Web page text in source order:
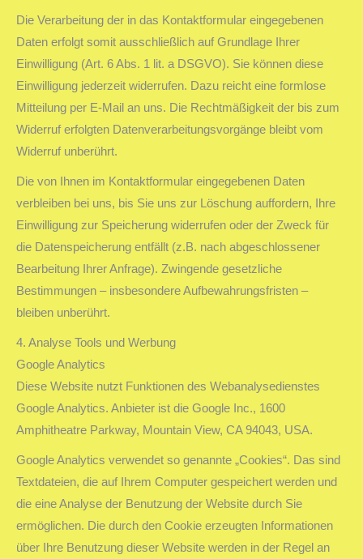
Die Verarbeitung der in das Kontaktformular eingegebenen
Daten erfolgt somit ausschließlich auf Grundlage Ihrer
Einwilligung (Art. 6 Abs. 1 lit. a DSGVO). Sie können diese
Einwilligung jederzeit widerrufen. Dazu reicht eine formlose
Mitteilung per E-Mail an uns. Die Rechtmäßigkeit der bis zum
Widerruf erfolgten Datenverarbeitungsvorgänge bleibt vom
Widerruf unberührt.
Die von Ihnen im Kontaktformular eingegebenen Daten
verbleiben bei uns, bis Sie uns zur Löschung auffordern, Ihre
Einwilligung zur Speicherung widerrufen oder der Zweck für
die Datenspeicherung entfällt (z.B. nach abgeschlossener
Bearbeitung Ihrer Anfrage). Zwingende gesetzliche
Bestimmungen – insbesondere Aufbewahrungsfristen –
bleiben unberührt.
4. Analyse Tools und Werbung
Google Analytics
Diese Website nutzt Funktionen des Webanalysedienstes
Google Analytics. Anbieter ist die Google Inc., 1600
Amphitheatre Parkway, Mountain View, CA 94043, USA.
Google Analytics verwendet so genannte „Cookies“. Das sind
Textdateien, die auf Ihrem Computer gespeichert werden und
die eine Analyse der Benutzung der Website durch Sie
ermöglichen. Die durch den Cookie erzeugten Informationen
über Ihre Benutzung dieser Website werden in der Regel an